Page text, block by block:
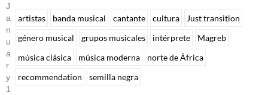
J
A
N
U
A
R
Y
1
artistas banda musical cantante cultura
Just transition
género musical
grupos musicales intérprete
Magreb
música clásica
música moderna
norte de África
recommendation
semilla negra